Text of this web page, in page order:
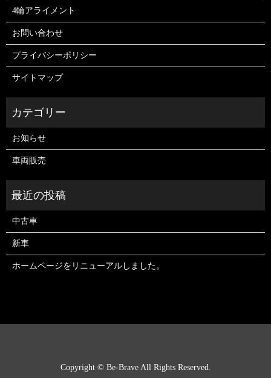
4輪アライメント
お問い合わせ
プライバシーポリシー
サイトマップ
お知らせ
車両販売
中古車
新車
ホームページをリニューアルしました。
Copyright © Be-Brave All Rights Reserved.